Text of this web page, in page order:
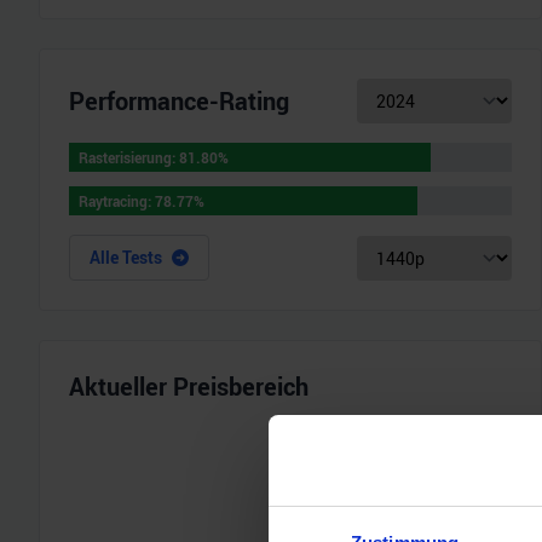
Performance-Rating
Rasterisierung: 81.80%
Rasterisierung:81.80%
Raytracing:78.77%
Raytracing:78.77%
Alle Tests
Aktueller Preisbereich